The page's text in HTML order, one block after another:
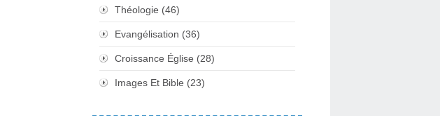
Théologie (46)
Evangélisation (36)
Croissance Église (28)
Images Et Bible (23)